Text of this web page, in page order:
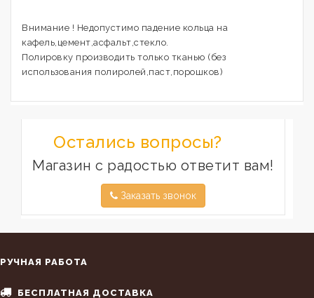
Внимание ! Недопустимо падение кольца на
кафель,цемент,асфальт,стекло.
Полировку производить только тканью (без
использования полиролей,паст,порошков)
Остались вопросы?
Магазин с радостью ответит вам!
Заказать звонок
РУЧНАЯ РАБОТА
БЕСПЛАТНАЯ ДОСТАВКА